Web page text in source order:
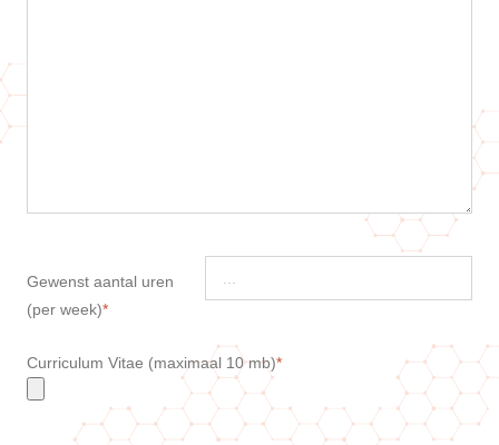
Gewenst aantal uren
(per week)
Curriculum Vitae (maximaal 10 mb)*